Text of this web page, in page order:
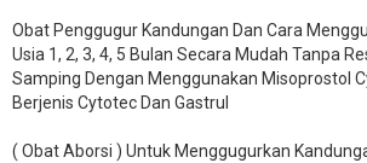
Obat Penggugur Kandungan Dan Cara
Usia 1, 2, 3, 4, 5 Bulan Secara Mudah Tanpa
Samping Dengan Menggunakan Misoprostol
Berjenis Cytotec Dan Gastrul
( Obat Aborsi ) Untuk Menggugurkan